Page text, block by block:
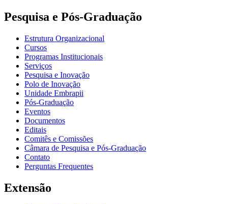
Pesquisa e Pós-Graduação
Estrutura Organizacional
Cursos
Programas Institucionais
Serviços
Pesquisa e Inovação
Polo de Inovação
Unidade Embrapii
Pós-Graduação
Eventos
Documentos
Editais
Comitês e Comissões
Câmara de Pesquisa e Pós-Graduação
Contato
Perguntas Frequentes
Extensão